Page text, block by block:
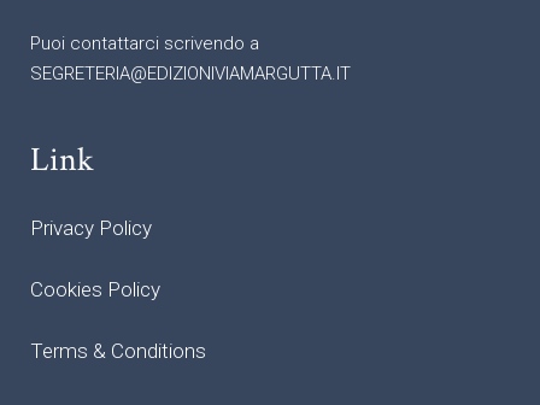
Puoi contattarci scrivendo a
SEGRETERIA@EDIZIONIVIAMARGUTTA.IT
Link
Privacy Policy
Cookies Policy
Terms & Conditions